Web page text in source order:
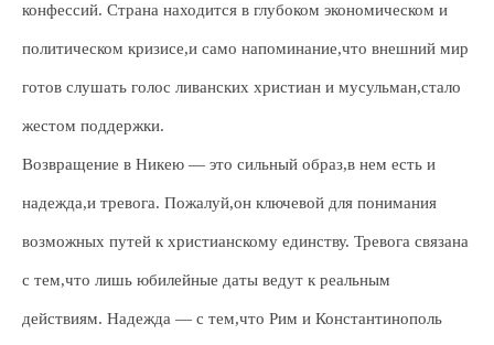
конфессий. Страна находится в глубоком экономическом и
политическом кризисе,и само напоминание,что внешний мир
готов слушать голос ливанских христиан и мусульман,стало
жестом поддержки.
Возвращение в Никею — это сильный образ,в нем есть и
надежда,и тревога. Пожалуй,он ключевой для понимания
возможных путей к христианскому единству. Тревога связана
с тем,что лишь юбилейные даты ведут к реальным
действиям. Надежда — с тем,что Рим и Константинополь